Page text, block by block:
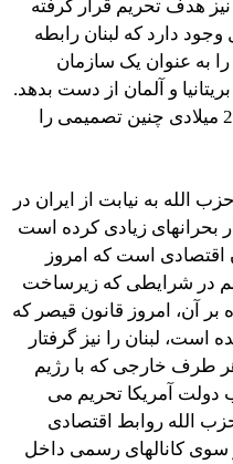
هدف تحریم قرار گرفته
وجود دارد که لبنان رابطه
به عنوان یک سازمان
و آلمان از دست بدهد.
گفتنی است آلمان در ماه می 2020 میلادی چنین تصمیمی را
الله به نیابت از ایران در
بحرانهای زیادی کرده است
اقتصادی است که امروز
در شرایطی که زیرساخت
آن، امروز قانون قیصر که
لبنان را نیز گرفتار
طرف خارجی که با رژیم
دولت آمریکا تحریم می
الله روابط اقتصادی
سوی کانالهای رسمی داخل